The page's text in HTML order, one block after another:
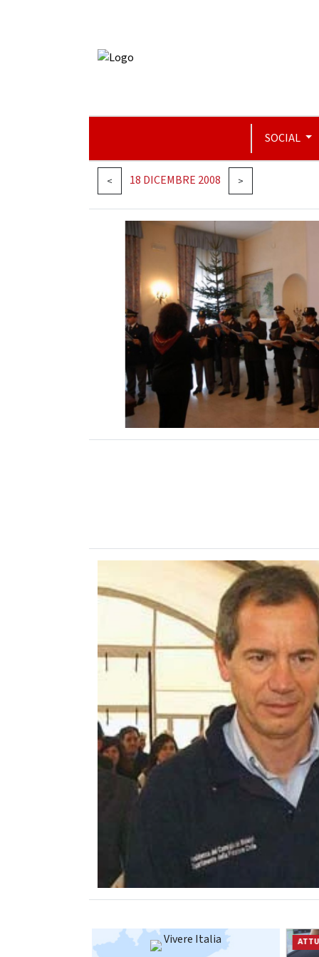
SOCIAL
< 18 DICEMBRE 2008 >
Vivere Italia
ATTUALITÀ